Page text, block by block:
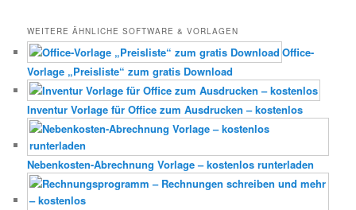
WEITERE ÄHNLICHE SOFTWARE & VORLAGEN
Office-
Vorlage „Preisliste“ zum gratis Download
Inventur Vorlage für Office zum Ausdrucken – kostenlos
Nebenkosten-Abrechnung Vorlage – kostenlos runterladen